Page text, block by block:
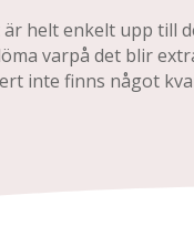
är helt enkelt upp till
varpå det blir
inte finns något